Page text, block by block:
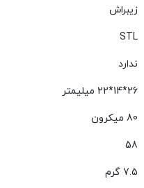
زیبراش
STL
ندارد
26*14*22 میلیمتر
80 میکرون
58
7.5 گرم